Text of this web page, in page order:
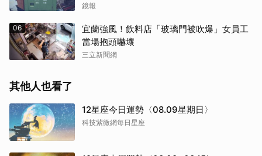
鏡報
06
宜蘭強風！飲料店「玻璃門被吹爆」女員工
當場抱頭嚇壞
三立新聞網
其他人也看了
12星座今日運勢〈08.09星期日〉
科技紫微網每日星座